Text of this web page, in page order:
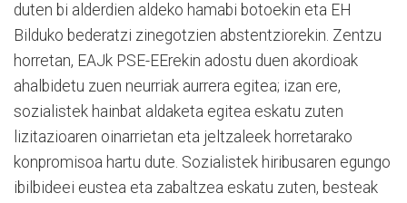
duten bi alderdien aldeko hamabi botoekin eta EH
Bilduko bederatzi zinegotzien abstentziorekin. Zentzu
horretan, EAJk PSE-EErekin adostu duen akordioak
ahalbidetu zuen neurriak aurrera egitea; izan ere,
sozialistek hainbat aldaketa egitea eskatu zuten
lizitazioaren oinarrietan eta jeltzaleek horretarako
konpromisoa hartu dute. Sozialistek hiribusaren egungo
ibilbideei eustea eta zabaltzea eskatu zuten, besteak